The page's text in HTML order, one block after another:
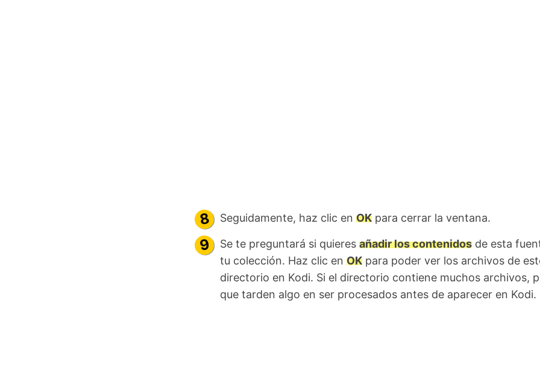
Seguidamente, haz clic en OKpara cerrar la ventana.
Se te preguntará si quieres añadir los contenidosde esta
tu colección. Haz clic en OKpara poder ver los archivos de
directorio en Kodi. Si el directorio contiene muchos archivos,
que tarden algo en ser procesados antes de aparecer en Kodi.